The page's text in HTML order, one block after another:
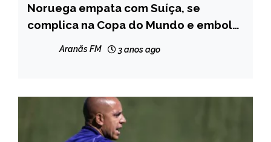
ESPORTES
Noruega empata com Suíça, se
complica na Copa do Mundo e embola
Aranãs FM 3 anos ago